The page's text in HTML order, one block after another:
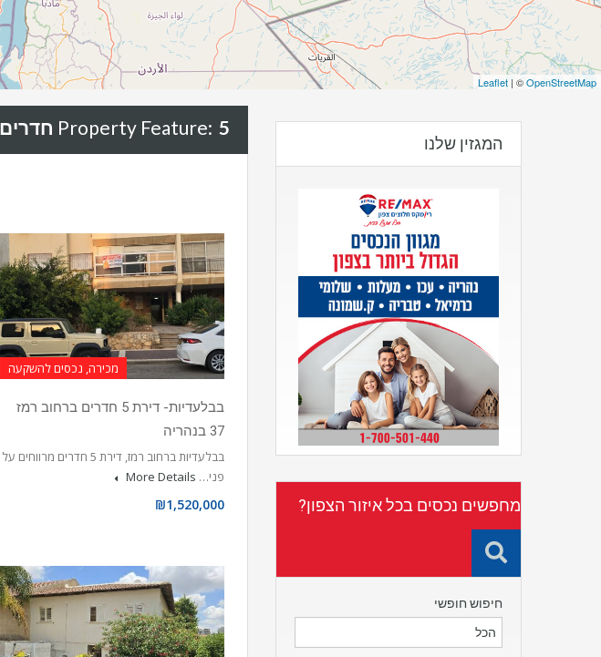
Leaflet | ©OpenStreetMap
Property Feature: 5 חדרים
מכירה, נכסים להשקעה
בבלעדיות- דירת 5 חדרים ברחוב רמז
37 בנהריה
בבלעדיות ברחוב רמז, דירת 5 חדרים מרווחים על
פני… More Details
₪1,520,000
המגזין שלנו
מחפשים נכסים בכל איזור הצפון?
חיפוש חופשי